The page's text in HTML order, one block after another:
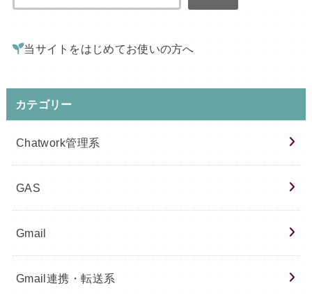
当サイトをはじめてお使いの方へ
カテゴリー
Chatwork管理系
GAS
Gmail
Gmail連携・転送系